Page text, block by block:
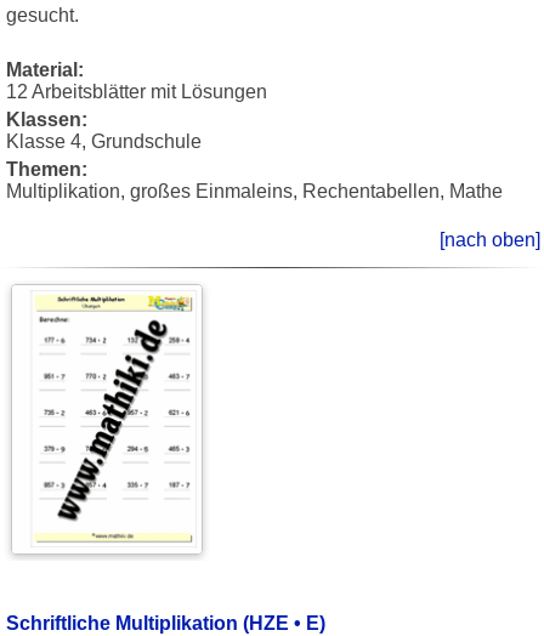
gesucht.
Material:
12 Arbeitsblätter mit Lösungen
Klassen:
Klasse 4, Grundschule
Themen:
Multiplikation, großes Einmaleins, Rechentabellen, Mathe
[nach oben]
Schriftliche Multiplikation (HZE • E)